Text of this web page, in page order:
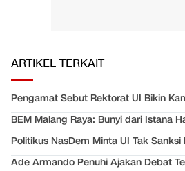
ARTIKEL TERKAIT
Pengamat Sebut Rektorat UI Bikin
BEM Malang Raya: Bunyi dari Istana
Politikus NasDem Minta UI Tak
Ade Armando Penuhi Ajakan Debat